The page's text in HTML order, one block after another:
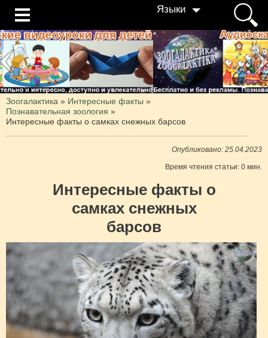
Языки
Зоогалактика » Интересные факты »
Познавательная зоология »
Интересные факты о самках снежных барсов
Опубликовано: 25.04.2023
Время чтения статьи: 0 мин.
Интересные факты о
самках снежных
барсов